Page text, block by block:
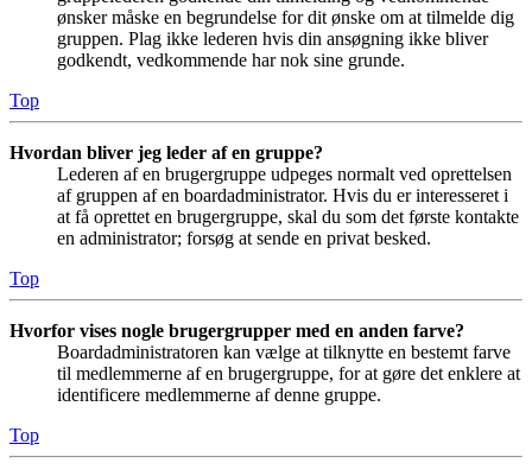
ønsker måske en begrundelse for dit ønske om at tilmelde dig
gruppen. Plag ikke lederen hvis din ansøgning ikke bliver
godkendt, vedkommende har nok sine grunde.
Top
Hvordan bliver jeg leder af en gruppe?
Lederen af en brugergruppe udpeges normalt ved oprettelsen
af gruppen af en boardadministrator. Hvis du er interesseret i
at få oprettet en brugergruppe, skal du som det første kontakte
en administrator; forsøg at sende en privat besked.
Top
Hvorfor vises nogle brugergrupper med en anden farve?
Boardadministratoren kan vælge at tilknytte en bestemt farve
til medlemmerne af en brugergruppe, for at gøre det enklere at
identificere medlemmerne af denne gruppe.
Top